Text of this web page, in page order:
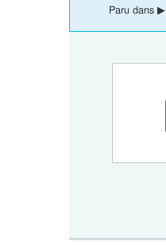
Paru dans ▶